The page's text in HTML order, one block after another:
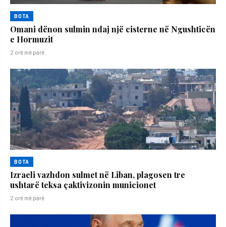
BOTA
Omani dënon sulmin ndaj një cisterne në Ngushticën
e Hormuzit
2 orë më parë
BOTA
Izraeli vazhdon sulmet në Liban, plagosen tre
ushtarë teksa çaktivizonin municionet
2 orë më parë